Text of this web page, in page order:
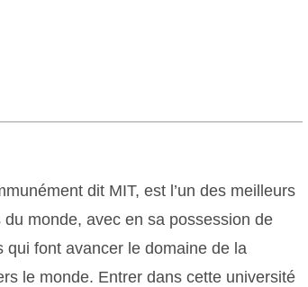
dit MIT, est l’un des meilleurs
monde, avec en sa possession de
font avancer le domaine de la
le monde. Entrer dans cette université